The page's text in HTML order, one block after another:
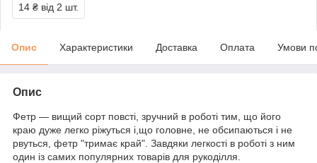
14 ₴ від 2 шт.
Опис Характеристики Доставка Оплата Умови
Опис
Фетр ― вищий сорт повсті, зручний в роботі тим, що його
краю дуже легко ріжуться і,що головне, не обсипаються і не
рвуться, фетр "тримає край". Завдяки легкості в роботі з ним
один із самих популярних товарів для рукоділля.